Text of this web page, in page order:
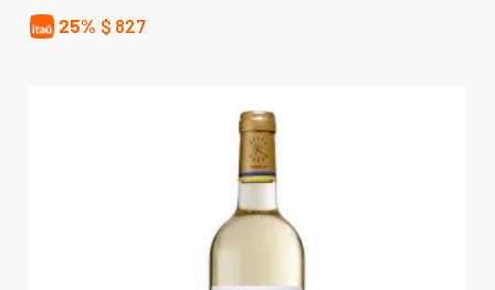
25% $ 827